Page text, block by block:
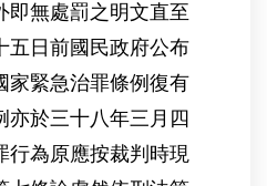
即無處罰之明文直至
五日前國民政府公布
家緊急治罪條例復有
亦於三十八年三月四
行為原應按裁判時現